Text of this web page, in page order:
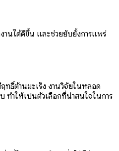
านได้ดีขึ้น และช่วยยับยั้งการแพร่
ธิ์ต้านมะเร็ง งานวิจัยในหลอด
ทำให้เป็นตัวเลือกที่น่าสนใจในการ